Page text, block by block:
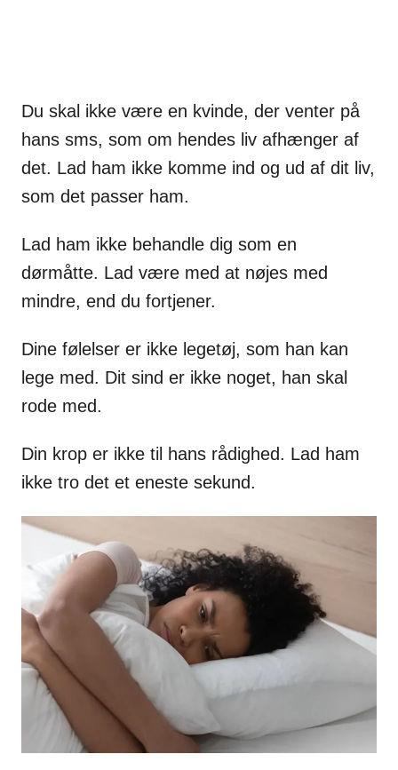
Du skal ikke være en kvinde, der venter på
hans sms, som om hendes liv afhænger af
det. Lad ham ikke komme ind og ud af dit liv,
som det passer ham.
Lad ham ikke behandle dig som en
dørmåtte. Lad være med at nøjes med
mindre, end du fortjener.
Dine følelser er ikke legetøj, som han kan
lege med. Dit sind er ikke noget, han skal
rode med.
Din krop er ikke til hans rådighed. Lad ham
ikke tro det et eneste sekund.